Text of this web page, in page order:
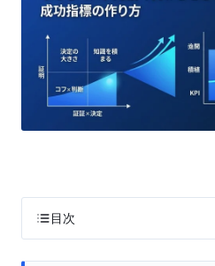
目次